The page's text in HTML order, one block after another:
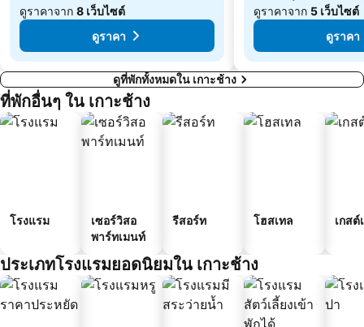
ดูราคาจาก 8 เว็บไซต์
ดูราคา
ดูราคาจาก 5 เว็บไซต์
ดูราคา
ดูที่พักทั้งหมดใน เกาะช้าง
ที่พักอื่นๆ ใน เกาะช้าง
โรงแรม
เซอร์วิสอ
พาร์ทเมนท์
รีสอร์ท โฮสเทล เกสต์
ประเภทโรงแรมยอดนิยมใน เกาะช้าง